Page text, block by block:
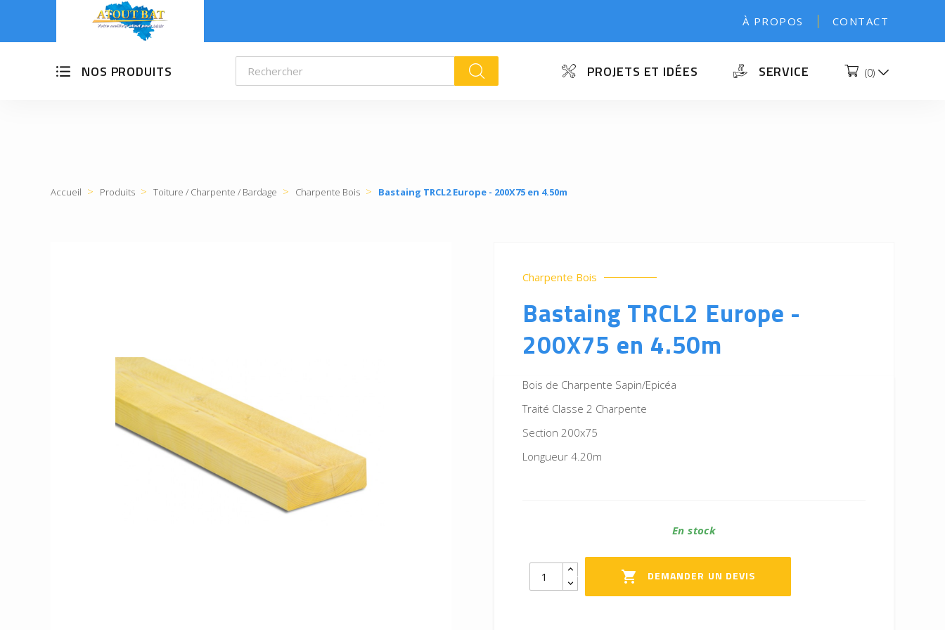
À PROPOS CONTACT
NOS PRODUITS k PROJETS ET IDÉES SERVICE (0)
Accueil Produits Toiture / Charpente / Bardage Charpente Bois Bastaing TRCL2 Europe - 200X75 en 4.50m
Charpente Bois
Bastaing TRCL2 Europe -
200X75 en 4.50m
Bois de Charpente Sapin/Epicéa
Traité Classe 2 Charpente
Section 200x75
Longueur 4.20m
En stock
 DEMANDER UN DEVIS